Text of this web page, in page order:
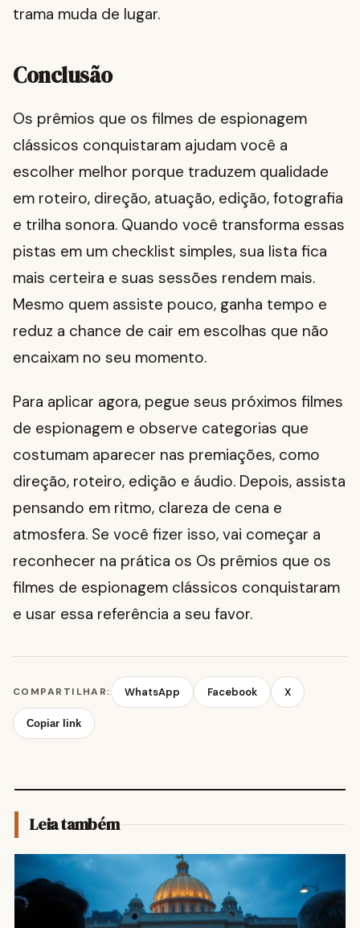
trama muda de lugar.
Conclusão
Os prêmios que os filmes de espionagem
clássicos conquistaram ajudam você a
escolher melhor porque traduzem qualidade
em roteiro, direção, atuação, edição, fotografia
e trilha sonora. Quando você transforma essas
pistas em um checklist simples, sua lista fica
mais certeira e suas sessões rendem mais.
Mesmo quem assiste pouco, ganha tempo e
reduz a chance de cair em escolhas que não
encaixam no seu momento.
Para aplicar agora, pegue seus próximos filmes
de espionagem e observe categorias que
costumam aparecer nas premiações, como
direção, roteiro, edição e áudio. Depois, assista
pensando em ritmo, clareza de cena e
atmosfera. Se você fizer isso, vai começar a
reconhecer na prática os Os prêmios que os
filmes de espionagem clássicos conquistaram
e usar essa referência a seu favor.
COMPARTILHAR: WhatsApp Facebook X
Copiar link
Leia também